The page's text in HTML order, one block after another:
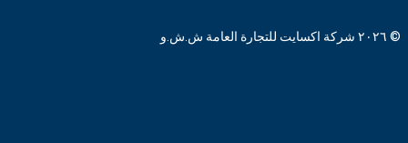
© ٢٠٢٦ شركة اكسايت للتجارة العامة ش.ش.و